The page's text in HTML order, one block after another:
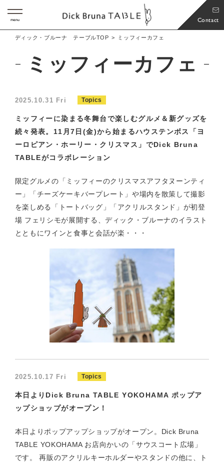
Contact
menu
ディック・ブルーナ テーブルTOP ミッフィーカフェ
ミッフィーカフェ
2025.10.31 Fri Topics
ミッフィーに染まる冬舞台で楽しむグルメ＆新グッズを
続々発表。11月7日(金)から始まるハウステンボス「ヨ
ーロピアン・ホーリー・クリスマス」でDick Bruna
TABLEがコラボレーション
限定グルメの「ミッフィーのクリスマスアフタヌーンティ
ー」「チーズケーキバープレート」や場内を散策して撮影
を楽しめる「トートバッグ」「アクリルスタンド」が初登
場 フェリシモが展開する、ディック・ブルーナのイラスト
とともにワインと食事と会話が楽・・・
2025.10.17 Fri Topics
本日よりDick Bruna TABLE YOKOHAMA ポップア
ップショップがオープン！
本日よりポップアップショップがオープン。Dick Bruna
TABLE YOKOHAMA お店向かいの「サウスコート広場」
です。 再販のアクリルキーホルダーやスタンドの他に、ト